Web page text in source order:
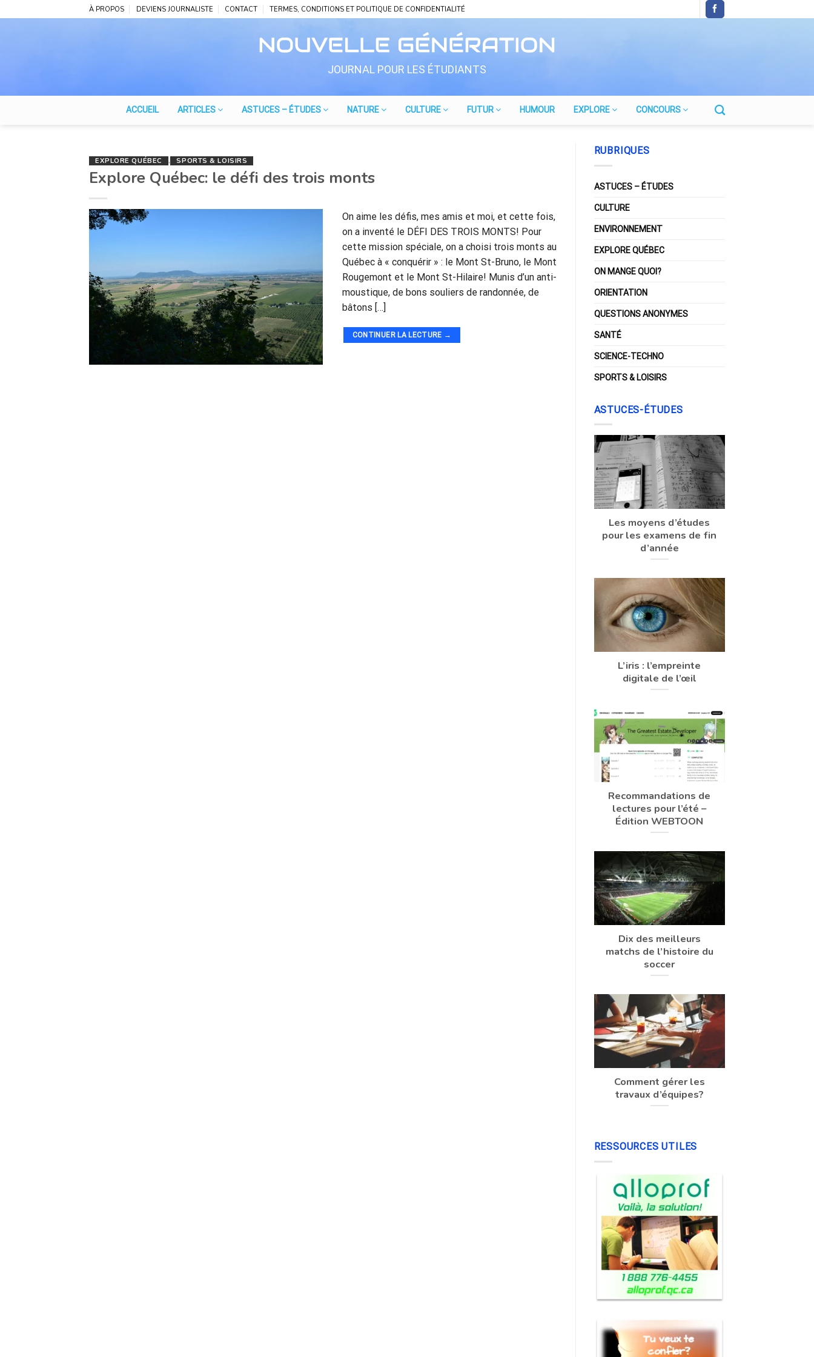
to
À PROPOS DEVIENS JOURNALISTE CONTACT TERMES, CONDITIONS ET POLITIQUE DE CONFIDENTIALITÉ
JOURNAL POUR LES ÉTUDIANTS
ACCUEIL ARTICLES ASTUCES – ÉTUDES NATURE CULTURE FUTUR HUMOUR EXPLORE CONCOURS
EXPLORE QUÉBEC , SPORTS & LOISIRS
Explore Québec: le défi des trois monts
On aime les défis, mes amis et moi, et cette fois,
on a inventé le DÉFI DES TROIS MONTS! Pour
cette mission spéciale, on a choisi trois monts au
Québec à « conquérir » : le Mont St-Bruno, le Mont
Rougemont et le Mont St-Hilaire! Munis d’un anti-
moustique, de bons souliers de randonnée, de
bâtons […]
CONTINUER LA LECTURE →
RUBRIQUES
ASTUCES – ÉTUDES
CULTURE
ENVIRONNEMENT
EXPLORE QUÉBEC
ON MANGE QUOI?
ORIENTATION
QUESTIONS ANONYMES
SANTÉ
SCIENCE-TECHNO
SPORTS & LOISIRS
ASTUCES-ÉTUDES
Les moyens d’études
pour les examens de fin
d’année
L’iris : l’empreinte
digitale de l’œil
Recommandations de
lectures pour l’été –
Édition WEBTOON
Dix des meilleurs
matchs de l’histoire du
soccer
Comment gérer les
travaux d’équipes?
RESSOURCES UTILES